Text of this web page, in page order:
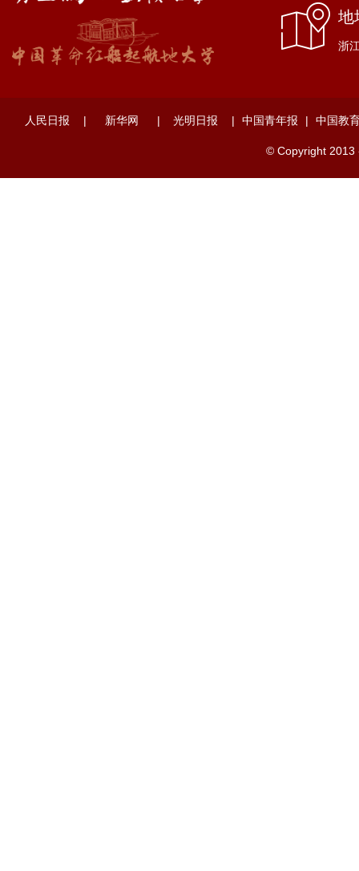
地
浙
人民日报 | 新华网 | 光明日报 | 中国青年报 | 中国教
© Copyright 2013